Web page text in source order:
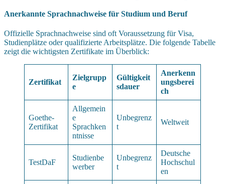
Anerkannte Sprachnachweise für Studium und Beruf
Offizielle Sprachnachweise sind oft Voraussetzung für Visa,
Studienplätze oder qualifizierte Arbeitsplätze. Die folgende Tabelle
zeigt die wichtigsten Zertifikate im Überblick:
Zertifikat
Zielgrupp
e
Gültigkeit
sdauer
Anerkenn
ungsberei
ch
Goethe-
Zertifikat
Allgemein
e
Sprachken
ntnisse
Unbegrenz
t
Weltweit
TestDaF
Studienbe
werber
Unbegrenz
t
Deutsche
Hochschul
en